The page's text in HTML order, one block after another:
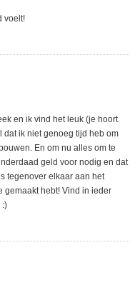
voelt!
en ik vind het leuk (je hoort
dat ik niet genoeg tijd heb om
En om nu alles om te
geld voor nodig en dat
tegenover elkaar aan het
gemaakt hebt! Vind in ieder
:)